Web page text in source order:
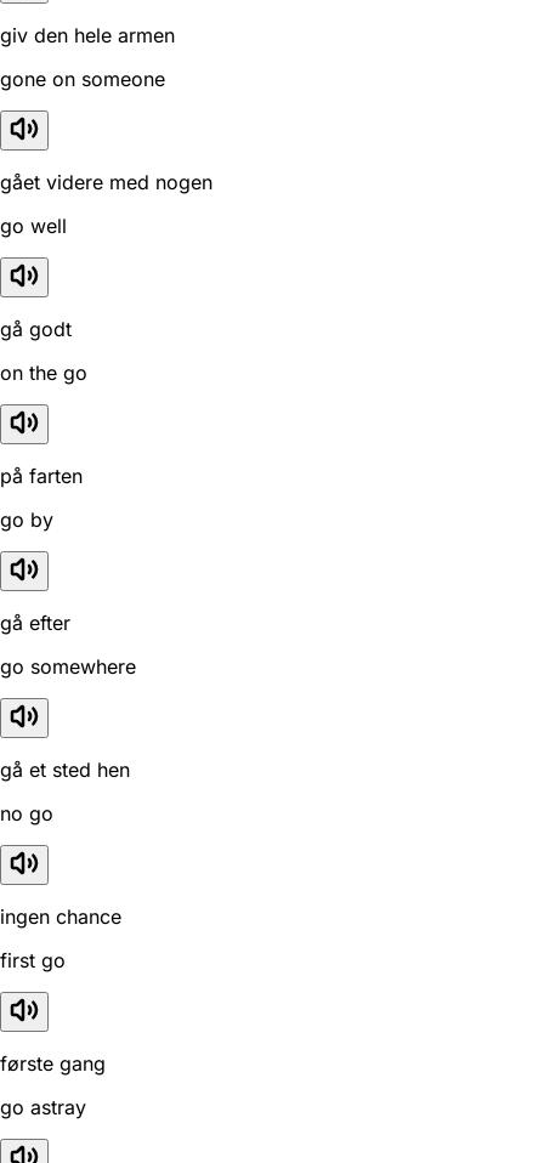
giv den hele armen
gone on someone
gået videre med nogen
go well
gå godt
on the go
på farten
go by
gå efter
go somewhere
gå et sted hen
no go
ingen chance
first go
første gang
go astray